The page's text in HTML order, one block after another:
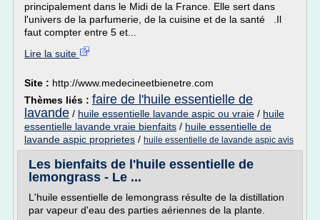
principalement dans le Midi de la France. Elle sert dans
l'univers de la parfumerie, de la cuisine et de la santé .Il
faut compter entre 5 et...
Lire la suite
Site : http://www.medecineetbienetre.com
Thèmes liés : faire de l'huile essentielle de
lavande / huile essentielle lavande aspic ou vraie / huile
essentielle lavande vraie bienfaits / huile essentielle de
lavande aspic proprietes / huile essentielle de lavande aspic avis
Les bienfaits de l'huile essentielle de
lemongrass - Le ...
L'huile essentielle de lemongrass résulte de la distillation
par vapeur d'eau des parties aériennes de la plante.